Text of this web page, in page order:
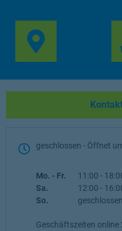
Link
geschlossen - Öffnet
Wochentag
Mo. - Fr. 11:00 -
Sa.
12:00 -
So.
geschlossen
Geschäftszeiten online